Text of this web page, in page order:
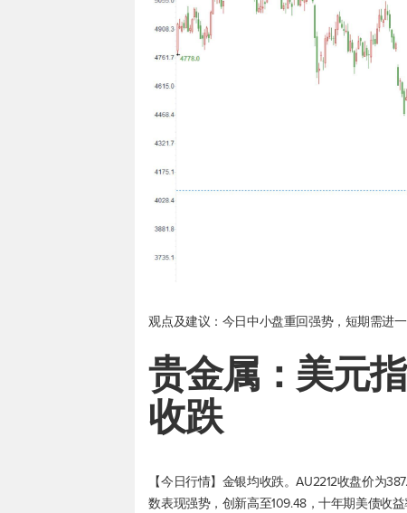
观点及建议：今日中小盘重回强势，短期需进
贵金属： 美元
收跌
【今日行情】金银均收跌。AU2212收盘价为
数表现强势，创新高至109.48，十年期美债收